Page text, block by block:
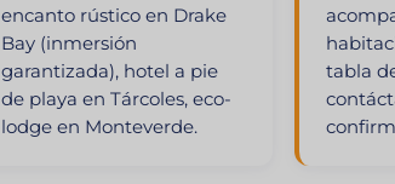
encanto rústico en Drake
Bay (inmersión
garantizada), hotel a pie
de playa en Tárcoles, eco-
lodge en Monteverde.
tabla